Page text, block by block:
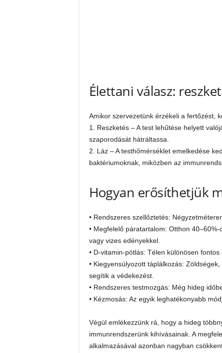
Élettani válasz:
Amikor szervezetünk érzékeli a fertőzést,
1. Reszketés – A test lehűtése helyett
szaporodását hátráltassa.
2. Láz – A testhőmérséklet emelkedése
baktériumoknak, miközben az
Hogyan erősíthetjük
• Rendszeres szellőztetés:
• Megfelelő páratartalom: Otthon
vagy vizes edényekkel.
• D-vitamin-pótlás: Télen különösen
• Kiegyensúlyozott táplálkozás:
segítik a védekezést.
• Rendszeres testmozgás: Még hideg
• Kézmosás: Az egyik leghatékonyabb
Végül emlékezzünk rá, hogy a hideg
immunrendszerünk kihívásainak. A
alkalmazásával azonban nagyban